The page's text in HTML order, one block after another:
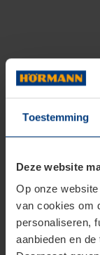
Toestemming
Deze website
Op onze
van cookies om
personaliseren,
aanbieden en